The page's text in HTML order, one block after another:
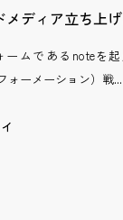
ディア立ち上
ームであるnoteを
ォーメーション）戦...